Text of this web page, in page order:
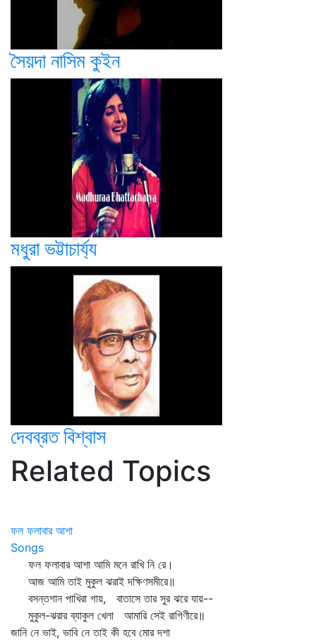
সৈয়দা নাসিম কুইন
মধুরা ভট্টাচার্য্য
দেবব্রত বিশ্বাস
Related Topics
ফল ফলাবার আশা
Songs
ফল ফলাবার আশা আমি মনে রাখি নি রে।
আজ আমি তাই মুকুল ঝরাই দক্ষিণসমীরে॥
বসন্তগান পাখিরা গায়, বাতাসে তার সুর ঝরে যায়--
মুকুল-ঝরার ব্যাকুল খেলা আমারি সেই রাগিণীরে॥
জানি নে ভাই, ভাবি নে তাই কী হবে মোর দশা